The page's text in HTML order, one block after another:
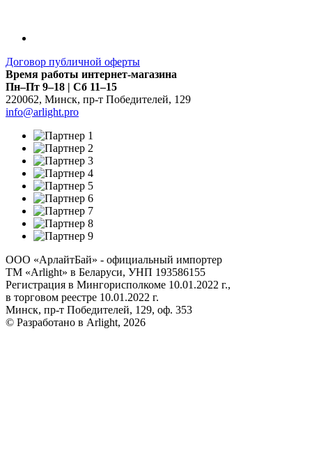
Договор публичной оферты
Время работы интернет-магазина
Пн–Пт 9–18 | Сб 11–15
220062, Минск, пр-т Победителей, 129
info@arlight.pro
ООО «АрлайтБай» - официальный импортер
ТМ «Arlight» в Беларуси, УНП 193586155
Регистрация в Мингорисполкоме 10.01.2022 г.,
в торговом реестре 10.01.2022 г.
Минск, пр-т Победителей, 129, оф. 353
© Разработано в Arlight, 2026